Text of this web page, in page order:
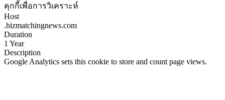
คุกกี้เพื่อการวิเคราะห์
Host
.bizmatchingnews.com
Duration
1 Year
Description
Google Analytics sets this cookie to store and count page views.